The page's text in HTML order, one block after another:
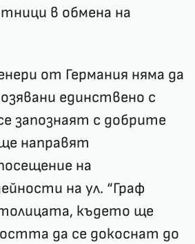
в обмена на
от Германия няма да
единствено с
запознаят с добрите
направят
на
на ул. “Граф
където ще
да се докоснат до